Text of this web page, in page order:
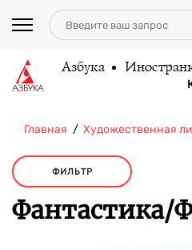
Азбука
Главная Художественная
ФИЛЬТР
Фантастика/